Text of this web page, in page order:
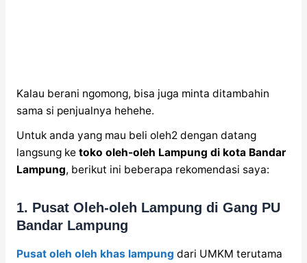
Kalau berani ngomong, bisa juga minta ditambahin
sama si penjualnya hehehe.
Untuk anda yang mau beli oleh2 dengan datang
langsung ke toko oleh-oleh Lampung di kota Bandar
Lampung, berikut ini beberapa rekomendasi saya:
1. Pusat Oleh-oleh Lampung di Gang PU
Bandar Lampung
Pusat oleh oleh khas lampung dari UMKM terutama